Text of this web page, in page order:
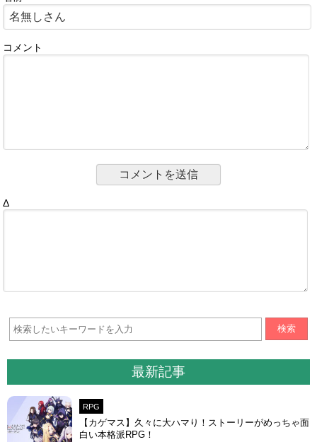
コメント
Δ
検索
最新記事
RPG
【カゲマス】久々に大ハマり！ストーリーがめっちゃ面
白い本格派RPG！